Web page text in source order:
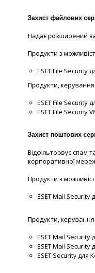
Захист файлових
Надає розширений
Продукти з
ESET File Security
Продукти, керування
ESET File Security
ESET File Security
Захист поштових
Відфільтровує спам
корпоративної
Продукти з
ESET Mail Security
Продукти, керування
ESET Mail Security
ESET Mail Security
ESET Security для